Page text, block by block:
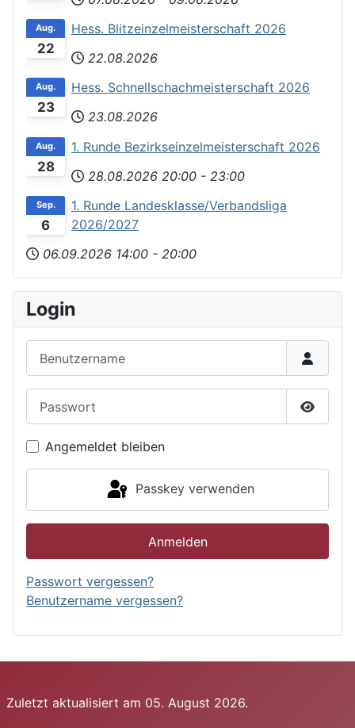
22
Aug.
Hess. Blitzeinzelmeisterschaft 2026
22.08.2026
23
Aug.
Hess. Schnellschachmeisterschaft 2026
23.08.2026
28
Aug.
1. Runde Bezirkseinzelmeisterschaft 2026
28.08.2026 20:00 - 23:00
6
Sep.
1. Runde Landesklasse/Verbandsliga
2026/2027
06.09.2026 14:00 - 20:00
Login
Angemeldet bleiben
Passkey verwenden
Anmelden
Passwort vergessen?
Benutzername vergessen?
Zuletzt aktualisiert am 05. August 2026.